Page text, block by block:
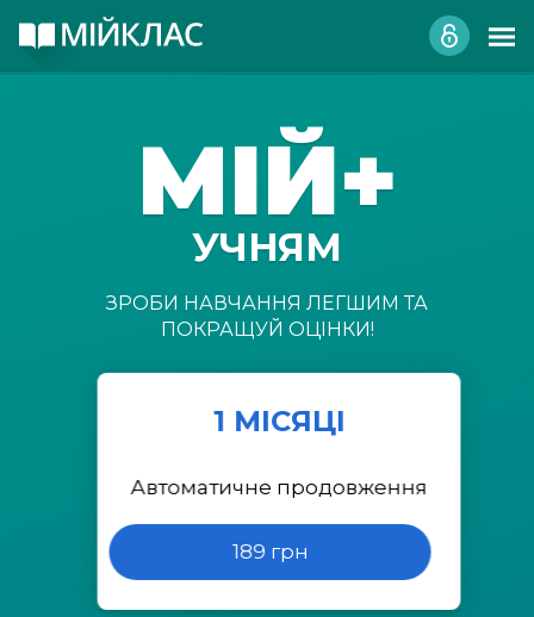
МІЙ+
УЧНЯМ
ЗРОБИ НАВЧАННЯ ЛЕГШИМ ТА
ПОКРАЩУЙ ОЦІНКИ!
1 МІСЯЦІ
Автоматичне продовження
189 грн